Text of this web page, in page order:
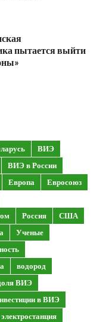
пытается выйти
ВИЭ
ВИЭ в России
Европа
Евросоюз
Россия
США
Ученые
водород
ВИЭ
в ВИЭ